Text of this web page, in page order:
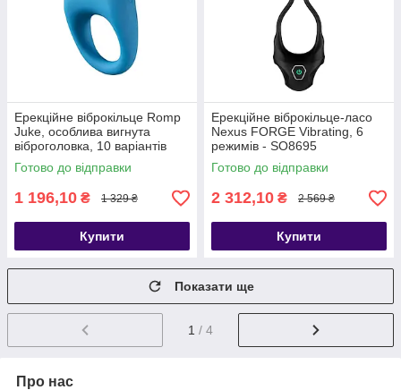
Ерекційне віброкільце Romp
Juke, особлива вигнута
віброголовка, 10 варіантів
стимуляції - SO6955
Готово до відправки
1 196,10 ₴ 1 329 ₴
Купити
Ерекційне віброкільце-ласо
Nexus FORGE Vibrating, 6
режимів - SO8695
Готово до відправки
2 312,10 ₴ 2 569 ₴
Купити
Показати ще
1 / 4
Про нас